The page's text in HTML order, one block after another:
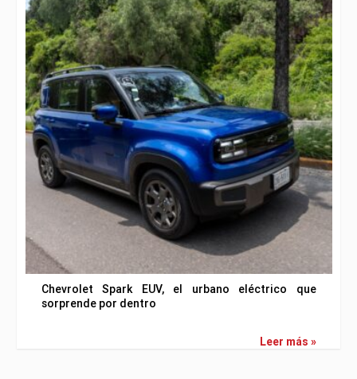
Chevrolet Spark EUV, el urbano eléctrico que
sorprende por dentro
Leer más »